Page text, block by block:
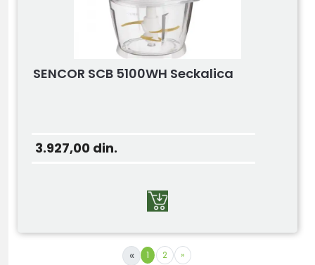
SENCOR SCB 5100WH Seckalica
3.927,00 din.
« 1 2 »